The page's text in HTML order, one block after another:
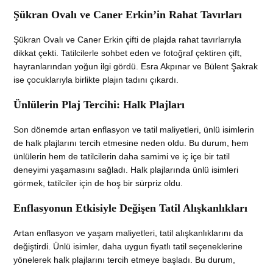
Şükran Ovalı ve Caner Erkin’in Rahat Tavırları
Şükran Ovalı ve Caner Erkin çifti de plajda rahat tavırlarıyla
dikkat çekti. Tatilcilerle sohbet eden ve fotoğraf çektiren çift,
hayranlarından yoğun ilgi gördü. Esra Akpınar ve Bülent Şakrak
ise çocuklarıyla birlikte plajın tadını çıkardı.
Ünlülerin Plaj Tercihi: Halk Plajları
Son dönemde artan enflasyon ve tatil maliyetleri, ünlü isimlerin
de halk plajlarını tercih etmesine neden oldu. Bu durum, hem
ünlülerin hem de tatilcilerin daha samimi ve iç içe bir tatil
deneyimi yaşamasını sağladı. Halk plajlarında ünlü isimleri
görmek, tatilciler için de hoş bir sürpriz oldu.
Enflasyonun Etkisiyle Değişen Tatil Alışkanlıkları
Artan enflasyon ve yaşam maliyetleri, tatil alışkanlıklarını da
değiştirdi. Ünlü isimler, daha uygun fiyatlı tatil seçeneklerine
yönelerek halk plajlarını tercih etmeye başladı. Bu durum,